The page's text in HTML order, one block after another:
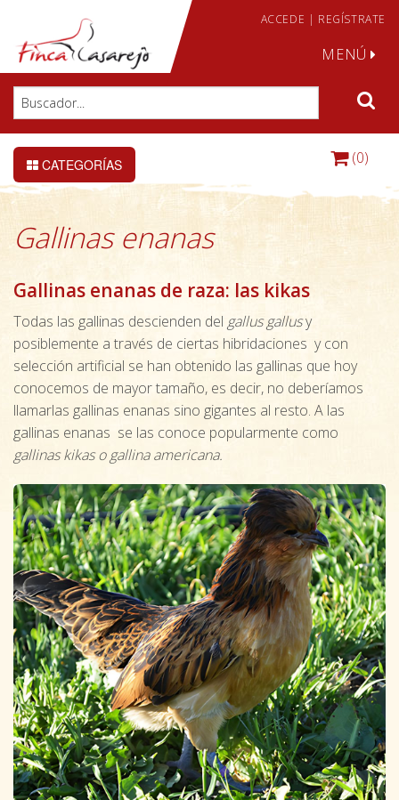
ACCEDE | REGÍSTRATE
MENÚ
CATEGORÍAS (0)
Gallinas enanas
Gallinas enanas de raza: las kikas
Todas las gallinas descienden del gallus gallusy
posiblemente a través de ciertas hibridaciones y con
selección artificial se han obtenido las gallinas que hoy
conocemos de mayor tamaño, es decir, no deberíamos
llamarlas gallinas enanas sino gigantes al resto. A las
gallinas enanas se las conoce popularmente como
gallinas kikas o gallina americana.